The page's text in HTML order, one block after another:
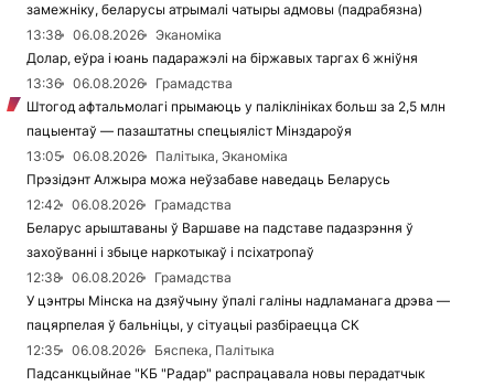
замежніку, беларусы атрымалі чатыры адмовы (падрабязна)
13:38
06.08.2026
Эканоміка
Долар, еўра і юань падаражэлі на біржавых таргах 6 жніўня
13:36
06.08.2026
Грамадства
Штогод афтальмолагі прымаюць у паліклініках больш за 2,5 млн
пацыентаў — пазаштатны спецыяліст Мінздароўя
13:05
06.08.2026
Палітыка, Эканоміка
Прэзідэнт Алжыра можа неўзабаве наведаць Беларусь
12:42
06.08.2026
Грамадства
Беларус арыштаваны ў Варшаве на падставе падазрэння ў
захоўванні і збыце наркотыкаў і псіхатропаў
12:38
06.08.2026
Грамадства
У цэнтры Мінска на дзяўчыну ўпалі галіны надламанага дрэва —
пацярпелая ў бальніцы, у сітуацыі разбіраецца СК
12:35
06.08.2026
Бяспека, Палітыка
Падсанкцыйнае "КБ "Радар" распрацавала новы перадатчык